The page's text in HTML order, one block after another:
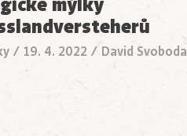
/ 19. 4. 2022 / David Svoboda